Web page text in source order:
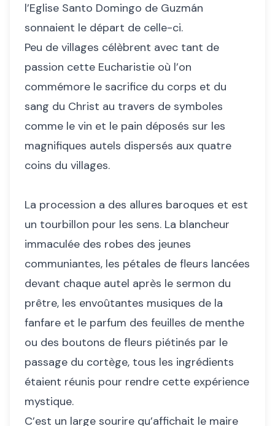
l’Eglise Santo Domingo de Guzmán
sonnaient le départ de celle-ci.
Peu de villages célèbrent avec tant de
passion cette Eucharistie où l’on
commémore le sacrifice du corps et du
sang du Christ au travers de symboles
comme le vin et le pain déposés sur les
magnifiques autels dispersés aux quatre
coins du villages.
La procession a des allures baroques et est
un tourbillon pour les sens. La blancheur
immaculée des robes des jeunes
communiantes, les pétales de fleurs lancées
devant chaque autel après le sermon du
prêtre, les envoûtantes musiques de la
fanfare et le parfum des feuilles de menthe
ou des boutons de fleurs piétinés par le
passage du cortège, tous les ingrédients
étaient réunis pour rendre cette expérience
mystique.
C’est un large sourire qu’affichait le maire